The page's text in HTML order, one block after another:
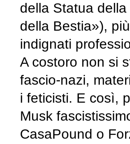
della Statua
della Bestia»),
indignati
A costoro non si
fascio-nazi,
i feticisti. E così,
Musk
CasaPound o